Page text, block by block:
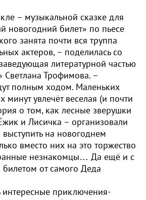
– музыкальной сказке для
новогодний билет» по пьесе
занята почти вся труппа
актеров, – поделилась со
литературной частью
Светлана Трофимова. –
полным ходом. Маленьких
минут увлечёт веселая (и почти
о том, как лесные зверушки
и Лисичка – организовали
на новогоднем
вместо них на это торжество
незнакомцы… Да ещё и с
от самого Деда
интересные приключения-